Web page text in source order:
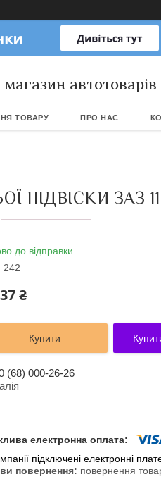
магазин
ТОВАРУ ПРО НАС
ЗАЗ
до відправки
242
₴
Купити
(68) 000-26-26
підключені електронні
повернення